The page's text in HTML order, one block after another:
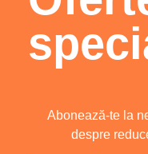
Abonează-te la
despre